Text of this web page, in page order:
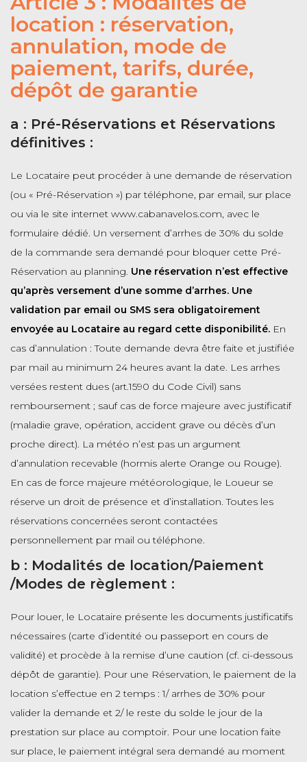
location : réservation,
annulation, mode de
paiement, tarifs, durée,
dépôt de garantie
a : Pré-Réservations et Réservations
définitives :
Le Locataire peut procéder à une demande de réservation
(ou « Pré-Réservation ») par téléphone, par email, sur place
ou via le site internet www.cabanavelos.com, avec le
formulaire dédié. Un versement d’arrhes de 30% du solde
de la commande sera demandé pour bloquer cette Pré-
Réservation au planning. Une réservation n’est effective
qu’après versement d’une somme d’arrhes. Une
validation par email ou SMS sera obligatoirement
envoyée au Locataire au regard cette disponibilité. En
cas d’annulation : Toute demande devra être faite et justifiée
par mail au minimum 24 heures avant la date. Les arrhes
versées restent dues (art.1590 du Code Civil) sans
remboursement ; sauf cas de force majeure avec justificatif
(maladie grave, opération, accident grave ou décès d’un
proche direct). La météo n’est pas un argument
d’annulation recevable (hormis alerte Orange ou Rouge).
En cas de force majeure météorologique, le Loueur se
réserve un droit de présence et d’installation. Toutes les
réservations concernées seront contactées
personnellement par mail ou téléphone.
b : Modalités de location/Paiement
/Modes de règlement :
Pour louer, le Locataire présente les documents justificatifs
nécessaires (carte d’identité ou passeport en cours de
validité) et procède à la remise d’une caution (cf. ci-dessous
dépôt de garantie). Pour une Réservation, le paiement de la
location s’effectue en 2 temps : 1/ arrhes de 30% pour
valider la demande et 2/ le reste du solde le jour de la
prestation sur place au comptoir. Pour une location faite
sur place, le paiement intégral sera demandé au moment